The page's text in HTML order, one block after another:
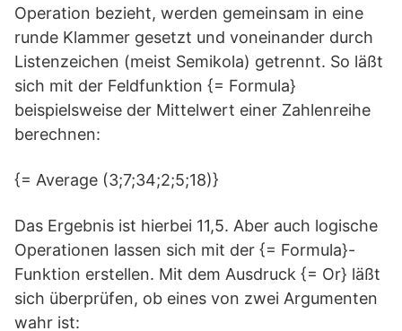
Operation bezieht, werden gemeinsam in eine
runde Klammer gesetzt und voneinander durch
Listenzeichen (meist Semikola) getrennt. So läßt
sich mit der Feldfunktion {= Formula}
beispielsweise der Mittelwert einer Zahlenreihe
berechnen:
{= Average (3;7;34;2;5;18)}
Das Ergebnis ist hierbei 11,5. Aber auch logische
Operationen lassen sich mit der {= Formula}-
Funktion erstellen. Mit dem Ausdruck {= Or} läßt
sich überprüfen, ob eines von zwei Argumenten
wahr ist: